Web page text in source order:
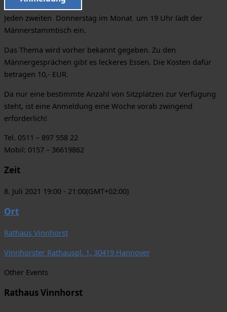
Jeden zweiten Donnerstag im Monat um 19 Uhr lädt der
Männerstammtisch ein.
Das Thema wird vorher bekannt gegeben. Zu den
Männergesprächen gibt es leckeres Essen. Die Kosten dafür
betragen 10,- EUR.
Da nur eine bestimmte Anzahl von Sitzplätzen zur Verfügung
steht, ist eine Anmeldung eine Woche vorab zwingend
erforderlich!
Tel. 0511 – 897 558 22
Mobil: 0157 – 36619862
Zeit
8. Juli 2021 19:00 - 21:00(GMT+02:00)
Ort
Rathaus Vinnhorst
Vinnhorster Rathauspl. 1, 30419 Hannover
Other Events
Rathaus Vinnhorst